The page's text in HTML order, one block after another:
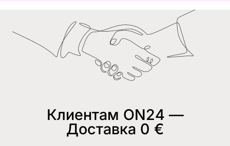
Клиентам ON24 —
Доставка 0 €